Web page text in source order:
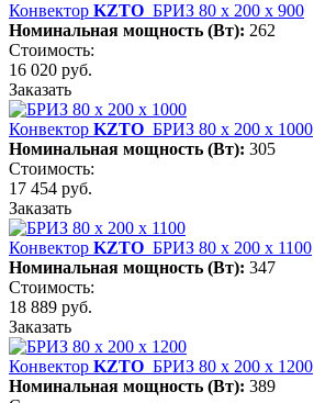
Конвектор KZTO БРИЗ 80 х 200 х 900
Номинальная мощность (Вт): 262
Стоимость:
16 020 руб.
Заказать
Конвектор KZTO БРИЗ 80 х 200 х 1000
Номинальная мощность (Вт): 305
Стоимость:
17 454 руб.
Заказать
Конвектор KZTO БРИЗ 80 х 200 х 1100
Номинальная мощность (Вт): 347
Стоимость:
18 889 руб.
Заказать
Конвектор KZTO БРИЗ 80 х 200 х 1200
Номинальная мощность (Вт): 389